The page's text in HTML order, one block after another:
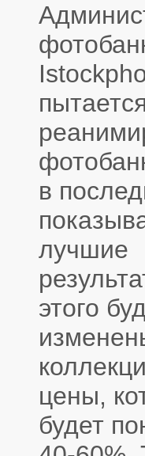
пытается
в
лучшие
этого
цены,
будет